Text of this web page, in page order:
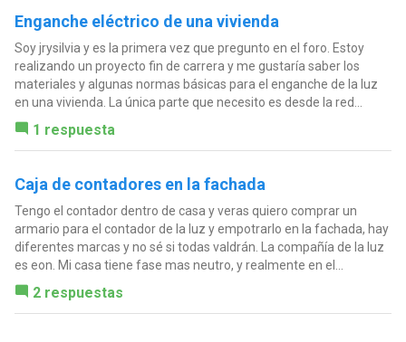
Enganche eléctrico de una vivienda
Soy jrysilvia y es la primera vez que pregunto en el foro. Estoy
realizando un proyecto fin de carrera y me gustaría saber los
materiales y algunas normas básicas para el enganche de la luz
en una vivienda. La única parte que necesito es desde la red...
1 respuesta
Caja de contadores en la fachada
Tengo el contador dentro de casa y veras quiero comprar un
armario para el contador de la luz y empotrarlo en la fachada, hay
diferentes marcas y no sé si todas valdrán. La compañía de la luz
es eon. Mi casa tiene fase mas neutro, y realmente en el...
2 respuestas